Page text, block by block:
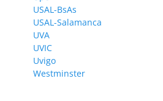
USAL-BsAs
USAL-Salamanca
UVA
UVIC
Uvigo
Westminster